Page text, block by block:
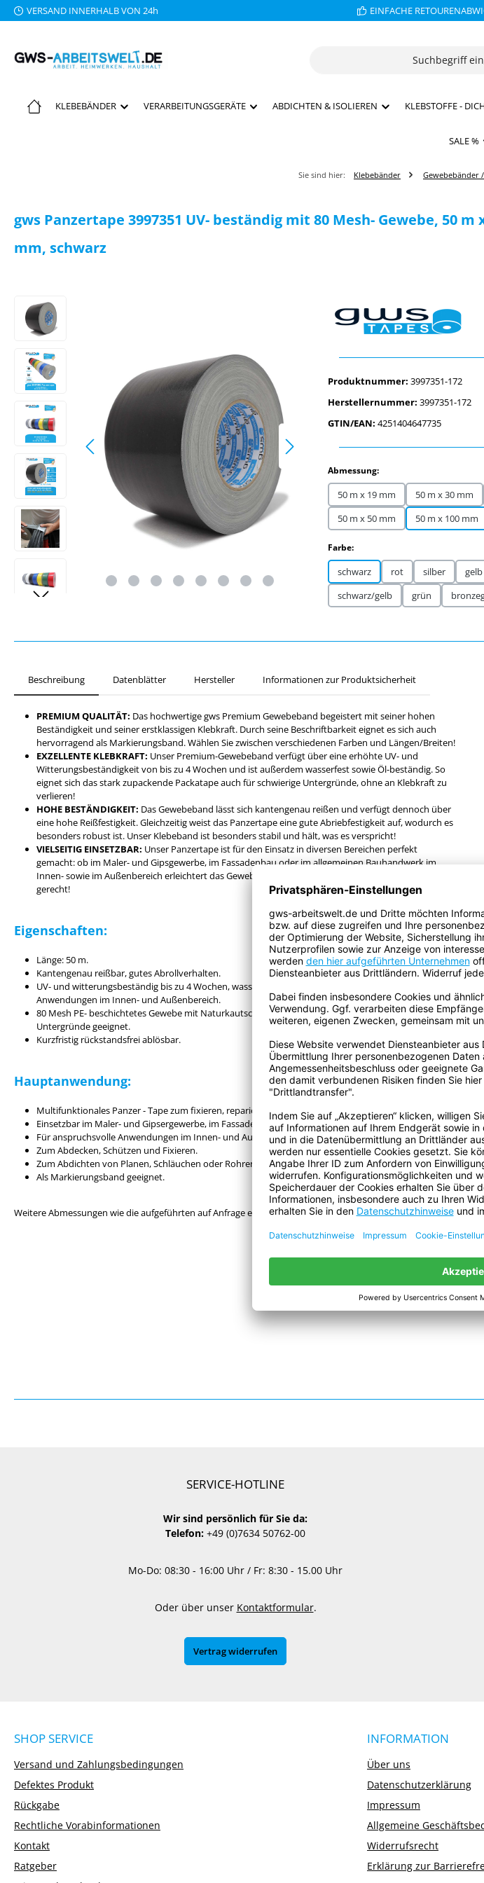
Hauptinhalt springen
Zur Suche springen
Zur Hauptnavigation springen
VERSAND INNERHALB VON 24h EINFACHE
KLEBEBÄNDER VERARBEITUNGSGERÄTE ABDICHTEN & ISOLIEREN KLEBSTOFFE -
SALE %
Sie sind hier: Klebebänder Gewebebänder
gws Panzertape 3997351 UV- beständig mit 80 Mesh- Gewebe, 50 m
mm, schwarz
Bildergalerie überspringen
Produktnummer: 3997351-172
Herstellernummer: 3997351-172
GTIN/EAN: 4251404647735
Abmessung:auswählen
50 m x 19 mm 50 m x 30 mm
50 m x 50 mm
50 m x 100 mm
Farbe:auswählen
schwarz rot silber gelb
schwarz/gelb
grün
Beschreibung Datenblätter Hersteller Informationen zur Produktsicherheit
PREMIUM QUALITÄT: Das hochwertige gws Premium Gewebeband begeistert mit seiner hohen
Beständigkeit und seiner erstklassigen Klebkraft. Durch seine Beschriftbarkeit eignet es sich auch
hervorragend als Markierungsband. Wählen Sie zwischen verschiedenen Farben und Längen/Breiten!
EXZELLENTE KLEBKRAFT: Unser Premium-Gewebeband verfügt über eine erhöhte UV- und
Witterungsbeständigkeit von bis zu 4 Wochen und ist außerdem wasserfest sowie Öl-beständig. So
eignet sich das stark zupackende Packatape auch für schwierige Untergründe, ohne an Klebkraft zu
verlieren!
HOHE BESTÄNDIGKEIT: Das Gewebeband lässt sich kantengenau reißen und verfügt dennoch über
eine hohe Reißfestigkeit. Gleichzeitig weist das Panzertape eine gute Abriebfestigkeit auf, wodurch es
besonders robust ist. Unser Klebeband ist besonders stabil und hält, was es verspricht!
VIELSEITIG EINSETZBAR: Unser Panzertape ist für den Einsatz in diversen Bereichen perfekt
gemacht: ob im Maler- und Gipsgewerbe, im Fassadenbau oder im allgemeinen Bauhandwerk im
Innen- sowie im Außenbereich erleichtert das Gewebeband Ihre Arbeit und wird allen Ansprüchen
gerecht!
Eigenschaften:
Länge: 50 m.
Kantengenau reißbar, gutes Abrollverhalten.
UV- und witterungsbeständig bis zu 4 Wochen, wasserfest und ölbeständig für anspruchsvollste
Anwendungen im Innen- und Außenbereich.
80 Mesh PE- beschichtetes Gewebe mit Naturkautschukklebstoff - auch für grobe und raue
Untergründe geeignet.
Kurzfristig rückstandsfrei ablösbar.
Hauptanwendung:
Multifunktionales Panzer - Tape zum fixieren, reparieren, bündeln, befestigen uvm.
Einsetzbar im Maler- und Gipsergewerbe, im Fassadenbau sowie im allgemeinen Bauhandwerk.
Für anspruchsvolle Anwendungen im Innen- und Außenbereich.
Zum Abdecken, Schützen und Fixieren.
Zum Abdichten von Planen, Schläuchen oder Rohren im Außenbereich.
Als Markierungsband geeignet.
Weitere Abmessungen wie die aufgeführten auf Anfrage erhältlich.
SERVICE-HOTLINE
Wir sind persönlich für Sie da:
Telefon: +49 (0)7634 50762-00
Mo-Do: 08:30 - 16:00 Uhr / Fr: 8:30 - 15.00 Uhr
Oder über unser Kontaktformular.
Vertrag widerrufen
SHOP SERVICE
Versand und Zahlungsbedingungen
Defektes Produkt
Rückgabe
Rechtliche Vorabinformationen
Kontakt
Ratgeber
INFORMATION
Über uns
Datenschutzerklärung
Impressum
Allgemeine
Widerrufsrecht
Erklärung zur